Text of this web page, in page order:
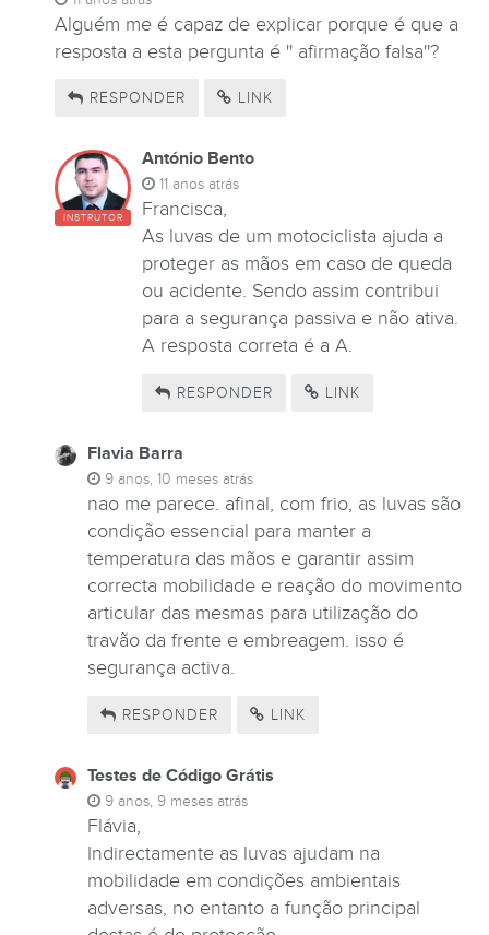
Alguém me é capaz de explicar porque é que a
resposta a esta pergunta é '' afirmação falsa''?
RESPONDER LINK
INSTRUTOR
António Bento
11 anos atrás
Francisca,
As luvas de um motociclista ajuda a
proteger as mãos em caso de queda
ou acidente. Sendo assim contribui
para a segurança passiva e não ativa.
A resposta correta é a A.
RESPONDER LINK
Flavia Barra
9 anos, 10 meses atrás
nao me parece. afinal, com frio, as luvas são
condição essencial para manter a
temperatura das mãos e garantir assim
correcta mobilidade e reação do movimento
articular das mesmas para utilização do
travão da frente e embreagem. isso é
segurança activa.
RESPONDER LINK
Testes de Código Grátis
9 anos, 9 meses atrás
Flávia,
Indirectamente as luvas ajudam na
mobilidade em condições ambientais
adversas, no entanto a função principal